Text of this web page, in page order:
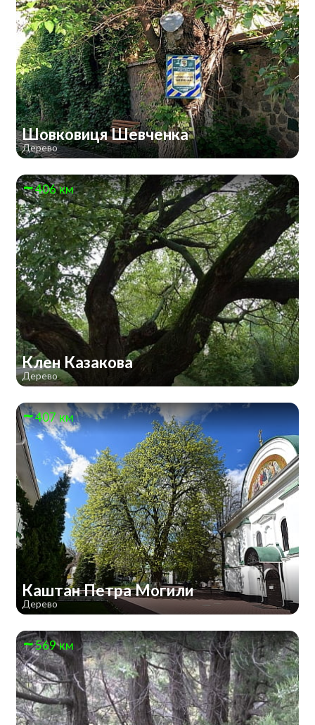
Шовковиця Шевченка
Дерево
406 км
Клен Казакова
Дерево
407 км
Каштан Петра Могили
Дерево
569 км